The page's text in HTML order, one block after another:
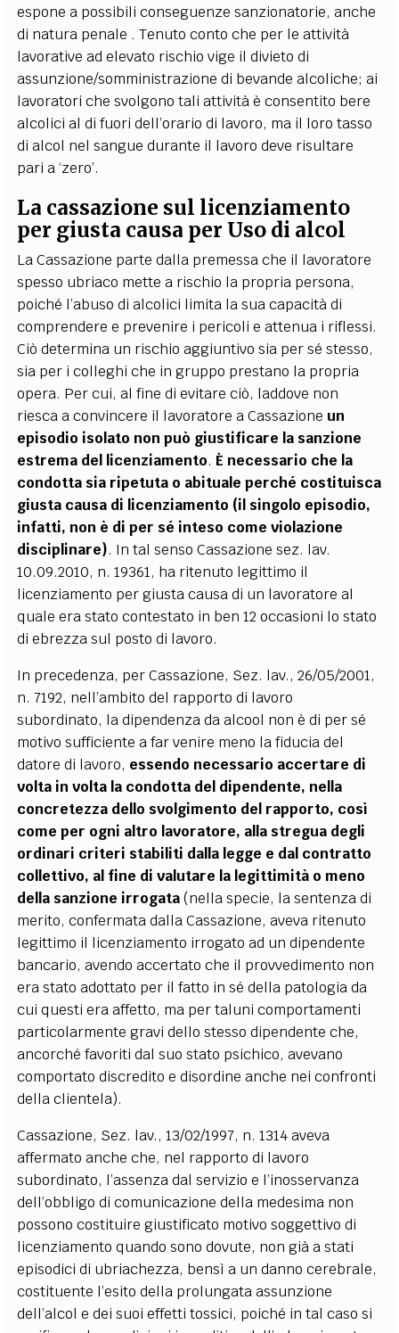
espone a possibili conseguenze sanzionatorie, anche
di natura penale . Tenuto conto che per le attività
lavorative ad elevato rischio vige il divieto di
assunzione/somministrazione di bevande alcoliche; ai
lavoratori che svolgono tali attività è consentito bere
alcolici al di fuori dell’orario di lavoro, ma il loro tasso
di alcol nel sangue durante il lavoro deve risultare
pari a ‘zero’.
La cassazione sul licenziamento
per giusta causa per Uso di alcol
La Cassazione parte dalla premessa che il lavoratore
spesso ubriaco mette a rischio la propria persona,
poiché l’abuso di alcolici limita la sua capacità di
comprendere e prevenire i pericoli e attenua i riflessi.
Ciò determina un rischio aggiuntivo sia per sé stesso,
sia per i colleghi che in gruppo prestano la propria
opera. Per cui, al fine di evitare ciò, laddove non
riesca a convincere il lavoratore a Cassazione un
episodio isolato non può giustificare la sanzione
estrema del licenziamento. È necessario che la
condotta sia ripetuta o abituale perché costituisca
giusta causa di licenziamento (il singolo episodio,
infatti, non è di per sé inteso come violazione
disciplinare). In tal senso Cassazione sez. lav.
10.09.2010, n. 19361, ha ritenuto legittimo il
licenziamento per giusta causa di un lavoratore al
quale era stato contestato in ben 12 occasioni lo stato
di ebrezza sul posto di lavoro.
In precedenza, per Cassazione, Sez. lav., 26/05/2001,
n. 7192, nell’ambito del rapporto di lavoro
subordinato, la dipendenza da alcool non è di per sé
motivo sufficiente a far venire meno la fiducia del
datore di lavoro, essendo necessario accertare di
volta in volta la condotta del dipendente, nella
concretezza dello svolgimento del rapporto, così
come per ogni altro lavoratore, alla stregua degli
ordinari criteri stabiliti dalla legge e dal contratto
collettivo, al fine di valutare la legittimità o meno
della sanzione irrogata(nella specie, la sentenza di
merito, confermata dalla Cassazione, aveva ritenuto
legittimo il licenziamento irrogato ad un dipendente
bancario, avendo accertato che il provvedimento non
era stato adottato per il fatto in sé della patologia da
cui questi era affetto, ma per taluni comportamenti
particolarmente gravi dello stesso dipendente che,
ancorché favoriti dal suo stato psichico, avevano
comportato discredito e disordine anche nei confronti
della clientela).
Cassazione, Sez. lav., 13/02/1997, n. 1314 aveva
affermato anche che, nel rapporto di lavoro
subordinato, l’assenza dal servizio e l’inosservanza
dell’obbligo di comunicazione della medesima non
possono costituire giustificato motivo soggettivo di
licenziamento quando sono dovute, non già a stati
episodici di ubriachezza, bensì a un danno cerebrale,
costituente l’esito della prolungata assunzione
dell’alcol e dei suoi effetti tossici, poiché in tal caso si